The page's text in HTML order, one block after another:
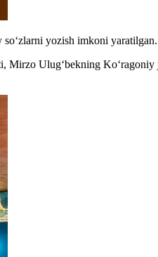
soʻzlarni yozish imkoni yaratilgan.
Mirzo Ulugʻbekning